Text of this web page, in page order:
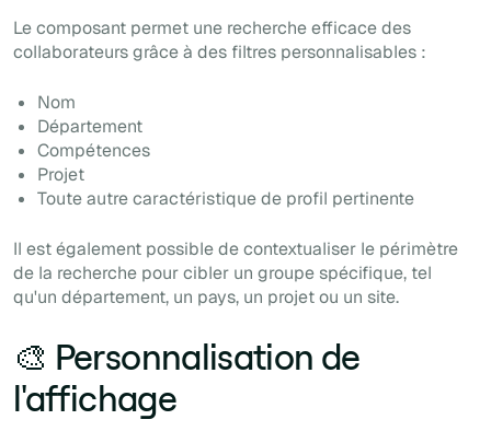
Le composant permet une recherche efficace des
collaborateurs grâce à des filtres personnalisables :
Nom
Département
Compétences
Projet
Toute autre caractéristique de profil pertinente
Il est également possible de contextualiser le périmètre
de la recherche pour cibler un groupe spécifique, tel
qu'un département, un pays, un projet ou un site.
🎨 Personnalisation de
l'affichage